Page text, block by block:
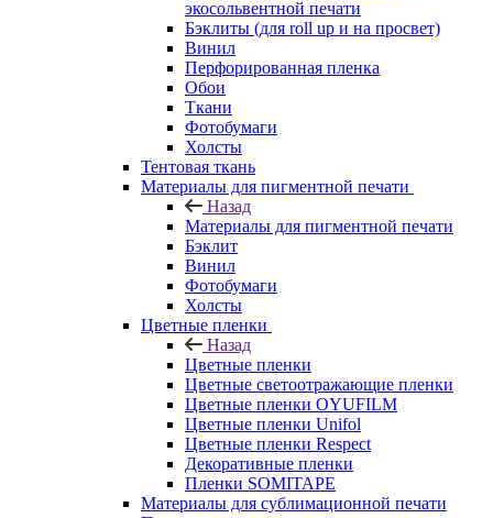
экосольвентной печати
Бэклиты (для roll up и на просвет)
Винил
Перфорированная пленка
Обои
Ткани
Фотобумаги
Холсты
Тентовая ткань
Материалы для пигментной печати
Назад
Материалы для пигментной печати
Бэклит
Винил
Фотобумаги
Холсты
Цветные пленки
Назад
Цветные пленки
Цветные светоотражающие пленки
Цветные пленки OYUFILM
Цветные пленки Unifol
Цветные пленки Respect
Декоративные пленки
Пленки SOMITAPE
Материалы для сублимационной печати